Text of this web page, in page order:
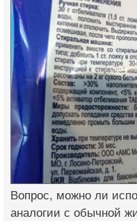
Вопрос, можно ли
аналогии с обычной